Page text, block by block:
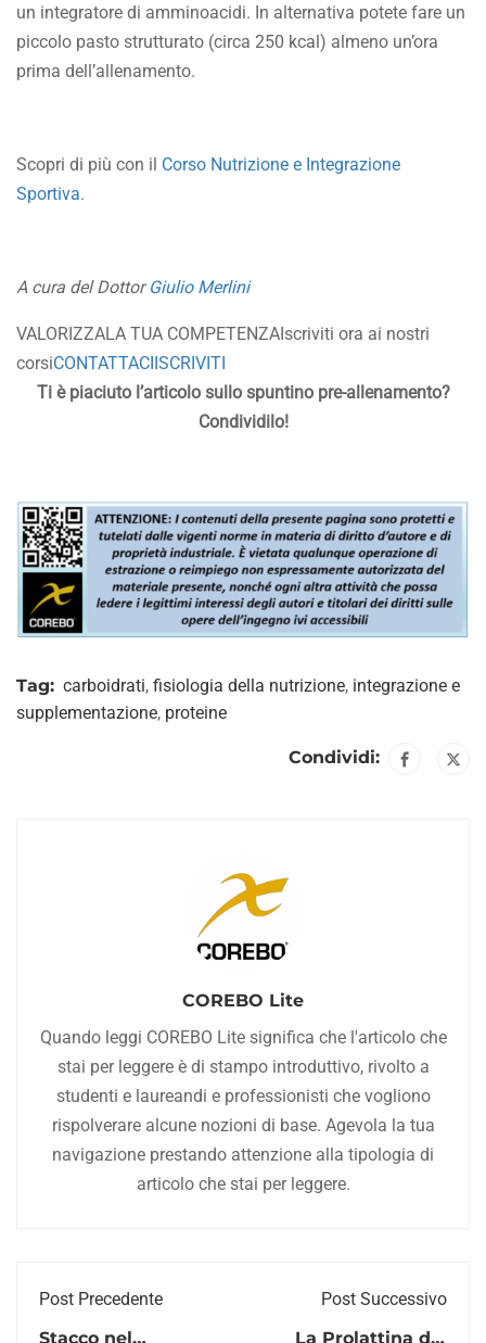
un integratore di amminoacidi. In alternativa potete fare un
piccolo pasto strutturato (circa 250 kcal) almeno un’ora
prima dell’allenamento.
Scopri di più con il Corso Nutrizione e Integrazione
Sportiva.
A cura del Dottor Giulio Merlini
VALORIZZALA TUA COMPETENZAIscriviti ora ai nostri
corsiCONTATTACIISCRIVITI
Ti è piaciuto l’articolo sullo spuntino pre-allenamento?
Condividilo!
Tag: carboidrati, fisiologia della nutrizione, integrazione e
supplementazione, proteine
Condividi:
COREBO Lite
Quando leggi COREBO Lite significa che l'articolo che
stai per leggere è di stampo introduttivo, rivolto a
studenti e laureandi e professionisti che vogliono
rispolverare alcune nozioni di base. Agevola la tua
navigazione prestando attenzione alla tipologia di
articolo che stai per leggere.
Post Precedente
Stacco nel
Post Successivo
La Prolattina del